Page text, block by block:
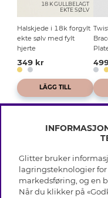
18 K GULLBELAGT
EKTE SØLV
Halskjede i 18k forgylt
ekte sølv med fylt
hjerte
349 kr
LÄGG TILL
Glitter bruker
lagringsteknologier
markedsføring, og en
Når du klikker på